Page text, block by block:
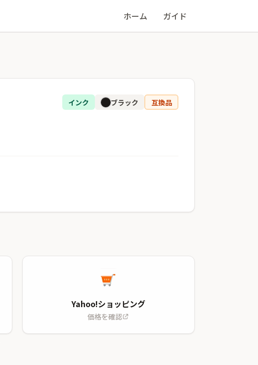
ホーム ガイド
インク ブラック 互換品
Yahoo!ショッピング
価格を確認